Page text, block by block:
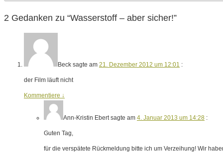
2 Gedanken zu “Wasserstoff – aber sicher!”
Beck sagte am 21. Dezember 2012 um 12:01 :
der Film läuft nicht
Kommentiere ↓
Ann-Kristin Ebertsagte am 4. Januar 2013 um 14:28 :
Guten Tag,
für die verspätete Rückmeldung bitte ich um Verzeihung! Wir